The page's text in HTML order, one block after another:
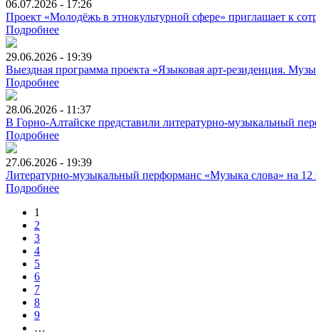
06.07.2026 - 17:26
Проект «Молодёжь в этнокультурной сфере» приглашает к
Подробнее
29.06.2026 - 19:39
Выездная программа проекта «Языковая арт-резиденция.
Подробнее
28.06.2026 - 11:37
В Горно-Алтайске представили литературно-музыкальный
Подробнее
27.06.2026 - 19:39
Литературно-музыкальный перформанс «Музыка слова» на
Подробнее
1
2
3
4
5
6
7
8
9
…